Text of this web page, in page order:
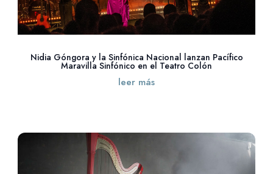
Nidia Góngora y la Sinfónica Nacional lanzan Pacífico
Maravilla Sinfónico en el Teatro Colón
leer más